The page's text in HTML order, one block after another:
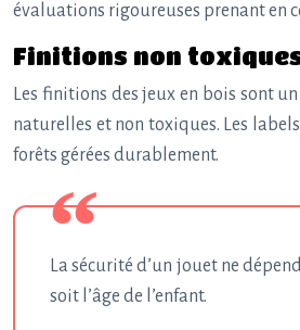
évaluations rigoureuses prenant en
Finitions non toxiques
Les finitions des jeux en bois sont
naturelles et non toxiques. Les
forêts gérées durablement.
La sécurité d’un jouet ne
soit l’âge de l’enfant.